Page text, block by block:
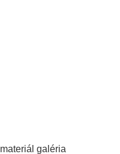
materiál galéria